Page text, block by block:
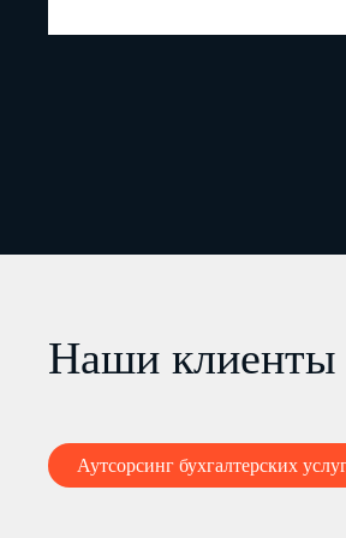
Наши
Аутсорсинг бухгалтерских